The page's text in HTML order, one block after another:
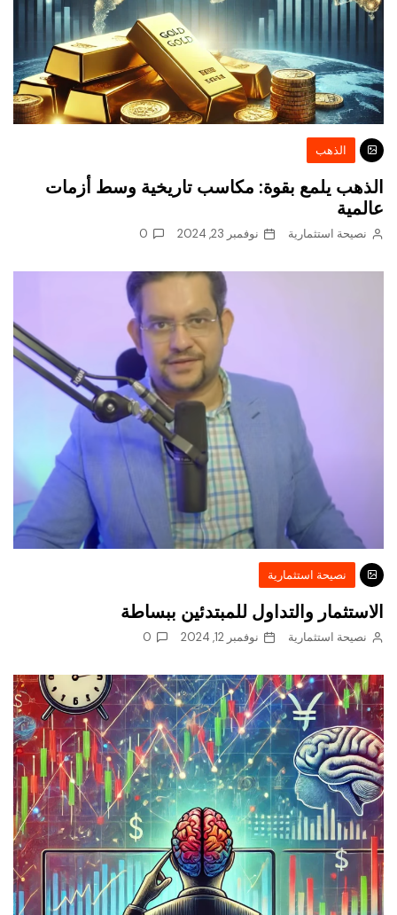
الذهب
الذهب يلمع بقوة: مكاسب تاريخية وسط أزمات
عالمية
نصيحة استثمارية نوفمبر 23, 2024 0
نصيحة استثمارية
الاستثمار والتداول للمبتدئين ببساطة
نصيحة استثمارية نوفمبر 12, 2024 0